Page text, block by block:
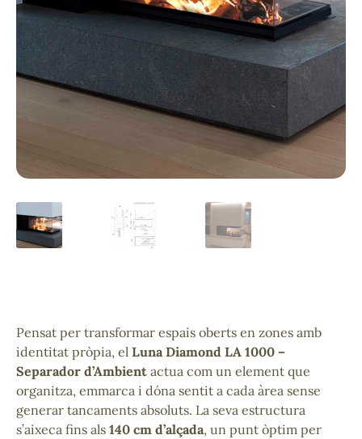
Pensat per transformar espais oberts en zones amb
identitat pròpia, el Luna Diamond LA 1000 –
Separador d’Ambient actua com un element que
organitza, emmarca i dóna sentit a cada àrea sense
generar tancaments absoluts. La seva estructura
s’aixeca fins als 140 cm d’alçada, un punt òptim per